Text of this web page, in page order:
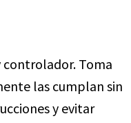
controlador. Toma
las cumplan sin
y evitar